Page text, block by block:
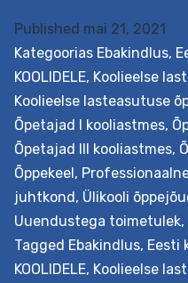
Eesmärk See
uuendusmeelsuse
arenguvajaduse(d) ja
kasutades selleks
ja küsimustikku, mida
juhtkonnal iseseisvalt
Published mai 21, 2021
Kategoorias Ebakindlus,
KOOLIDELE, Koolieelse
Koolieelse lasteasutuse
Õpetajad I kooliastmes,
Õpetajad III kooliastmes,
Õppekeel,
juhtkond, Ülikooli
Uuendustega toimetulek,
Tagged Ebakindlus, Eesti
KOOLIDELE, Koolieelse